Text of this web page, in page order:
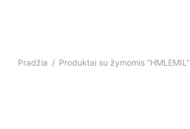
Pradžia / Produktai su žymomis “HMLEMIL”